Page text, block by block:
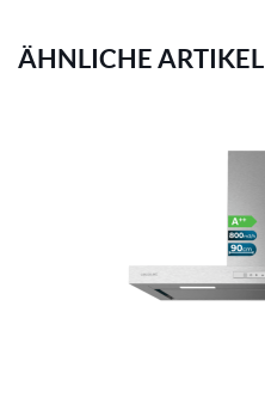
ÄHNLICHE ARTIKEL